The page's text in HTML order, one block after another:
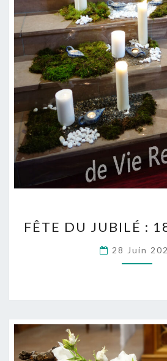
DU
:
18
FÊTE DU JUBILÉ :
28 Juin